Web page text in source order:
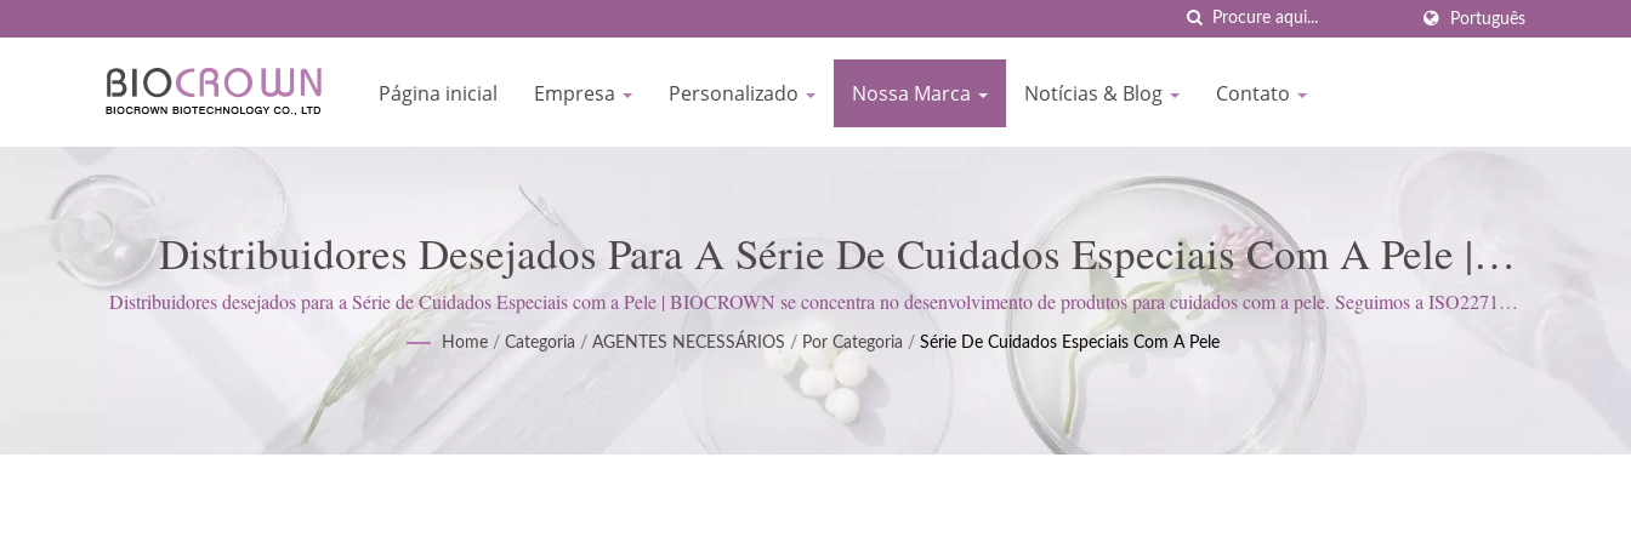
Português
Página inicial Empresa Personalizado Nossa Marca Notícias & Blog Contato
Distribuidores Desejados Para A Série De Cuidados Especiais Com A Pele |
Fabricante De Produtos Para Cuidados Com A Pele Certificado Pela ISO E BPF
Desde 1977 | BIOCROWN
Distribuidores desejados para a Série de Cuidados Especiais com a Pele | BIOCROWN se concentra no desenvolvimento de produtos para cuidados com a pele. Seguimos a ISO22716 e
as Boas Práticas de Fabricação (BPF); mantemos uma atitude rigorosa para satisfazer as expectativas dos clientes.
Home / Categoria / AGENTES NECESSÁRIOS / Por Categoria / Série De Cuidados Especiais Com A Pele